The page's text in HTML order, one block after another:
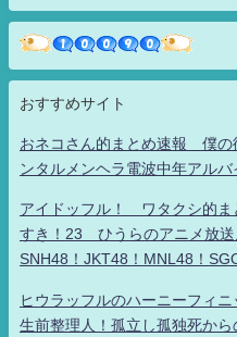
おすすめサイト
おネコさん的まとめ速報 僕の
ンタルメンヘラ電波中年アル
アイドッフル！ ワタクシ的
すき！23 ひうらのアニメ放
SNH48！JKT48！MNL48！
ヒウラッフルのハーニーフィ
生前整理人！孤立し孤独死か